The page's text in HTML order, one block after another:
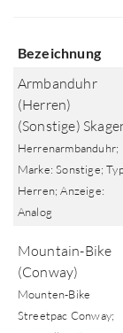
Bezeichnung
Armbanduhr
(Herren)
(Sonstige)
Herrenarmbanduhr;
Marke: Sonstige;
Herren; Anzeige:
Analog
Mountain-Bike
(Conway)
Mounten-Bike
Streetpac Conway;